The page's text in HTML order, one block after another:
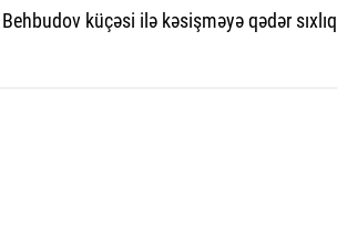
küçəsi ilə kəsişməyə qədər sıxlıq